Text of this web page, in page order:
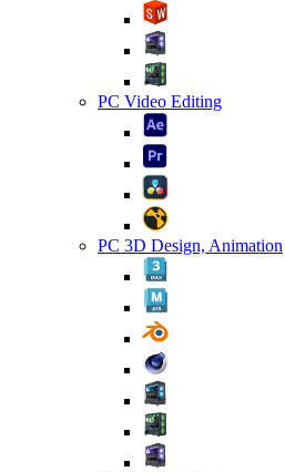
PC Video Editing
PC 3D Design, Animation